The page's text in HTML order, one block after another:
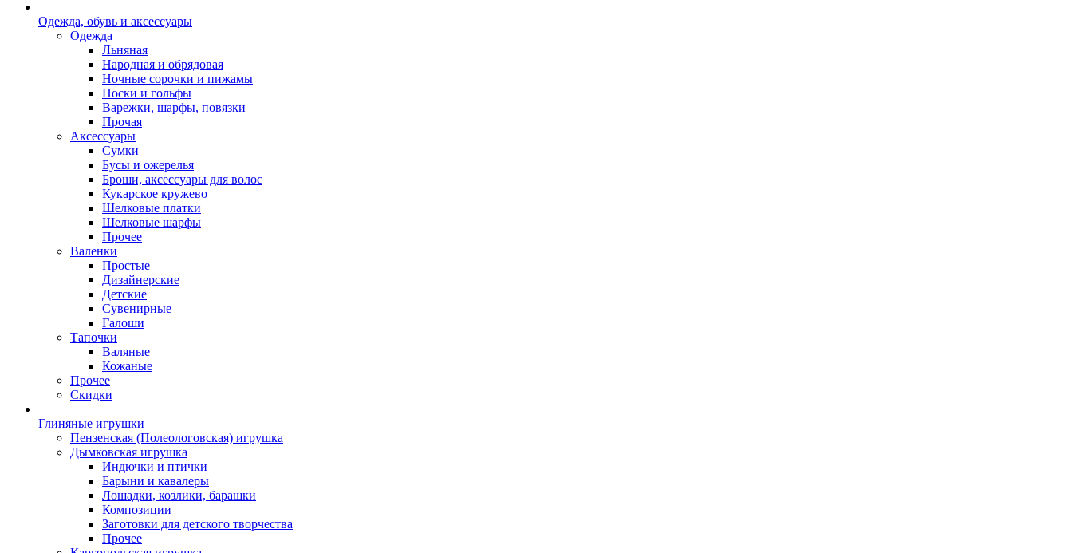
Одежда, обувь и аксессуары
Одежда
Льняная
Народная и обрядовая
Ночные сорочки и пижамы
Носки и гольфы
Варежки, шарфы, повязки
Прочая
Аксессуары
Сумки
Бусы и ожерелья
Броши, аксессуары для волос
Кукарское кружево
Шелковые платки
Шелковые шарфы
Прочее
Валенки
Простые
Дизайнерские
Детские
Сувенирные
Галоши
Тапочки
Валяные
Кожаные
Прочее
Скидки
Глиняные игрушки
Пензенская (Полеологовская) игрушка
Дымковская игрушка
Индючки и птички
Барыни и кавалеры
Лошадки, козлики, барашки
Композиции
Заготовки для детского творчества
Прочее